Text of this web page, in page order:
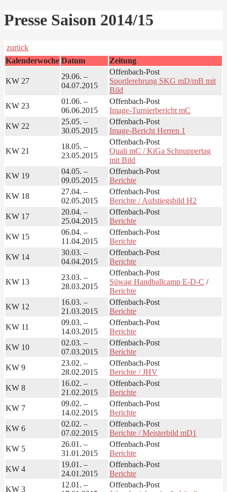
Presse Saison 2014/15
zurück
Kalenderwoche Datum Zeitung
KW 27
29.06. –
04.07.2015
Offenbach-Post
Sportlerehrung SKG mD/mB mit
Bild
KW 23
01.06. –
06.06.2015
Offenbach-Post
Image-Turnierbericht mC
KW 22
25.05. –
30.05.2015
Offenbach-Post
Image-Bericht Herren 1
KW 21
18.05. –
23.05.2015
Offenbach-Post
Quali mC / KiGa Schnuppertag
mit Bild
KW 19
04.05. –
09.05.2015
Offenbach-Post
Berichte
KW 18
27.04. –
02.05.2015
Offenbach-Post
Berichte / Aufstiegsbild H2
KW 17
20.04. –
25.04.2015
Offenbach-Post
Berichte
KW 15
06.04. –
11.04.2015
Offenbach-Post
Berichte
KW 14
30.03. –
04.04.2015
Offenbach-Post
Berichte
KW 13
23.03. –
28.03.2015
Offenbach-Post
Süwag Handballcamp E-D-C /
Berichte
KW 12
16.03. –
21.03.2015
Offenbach-Post
Berichte
KW 11
09.03. –
14.03.2015
Offenbach-Post
Berichte
KW 10
02.03. –
07.03.2015
Offenbach-Post
Berichte
KW 9
23.02. –
28.02.2015
Offenbach-Post
Berichte / JHV
KW 8
16.02. –
21.02.2015
Offenbach-Post
Berichte
KW 7
09.02. –
14.02.2015
Offenbach-Post
Berichte
KW 6
02.02. –
07.02.2015
Offenbach-Post
Berichte / Meisterbild mD1
KW 5
26.01. –
31.01.2015
Offenbach-Post
Berichte
KW 4
19.01. –
24.01.2015
Offenbach-Post
Berichte
KW 3
12.01. –
Offenbach-Post